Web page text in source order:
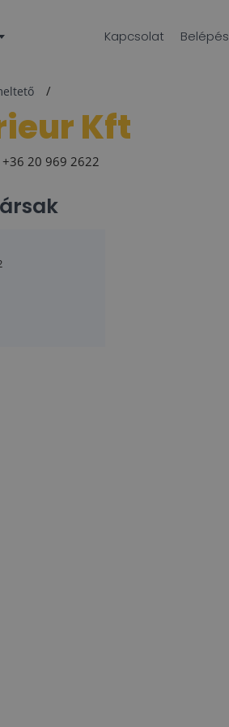
Kapcsolat Belépés
Kft
+36 20 969 2622